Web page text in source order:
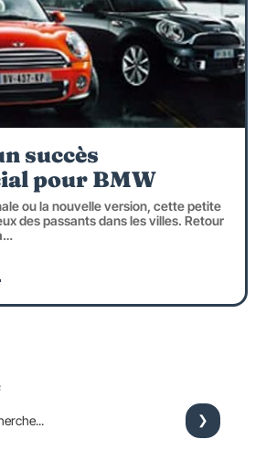
succès
pour BMW
ou la nouvelle version, cette petite
des passants dans les villes. Retour
…